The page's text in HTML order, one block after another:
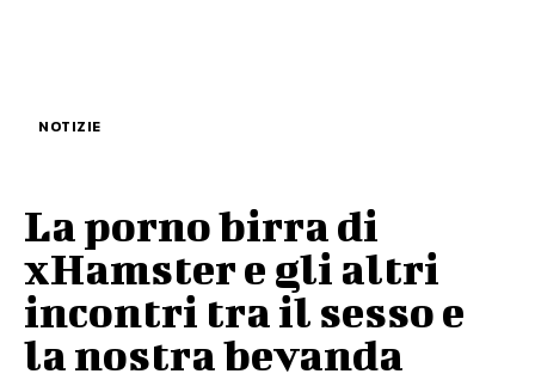
NOTIZIE
La porno birra di
xHamster e gli altri
incontri tra il sesso e
la nostra bevanda